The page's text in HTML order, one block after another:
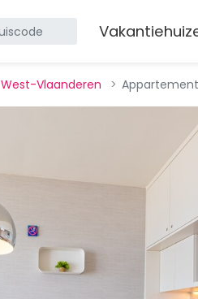
West-Vlaanderen Appartement